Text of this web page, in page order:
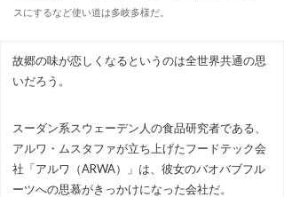
スにするなど使い道は多岐多様だ。
故郷の味が恋しくなるというのは全世界共通の思
いだろう。
スーダン系スウェーデン人の食品研究者である、
アルワ・ムスタファが立ち上げたフードテック会
社「アルワ（ARWA）」は、彼女のバオバブフル
ーツへの思慕がきっかけになった会社だ。